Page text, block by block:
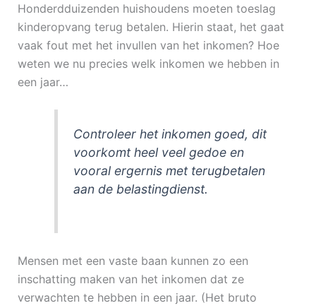
Honderdduizenden huishoudens moeten toeslag
kinderopvang terug betalen. Hierin staat, het gaat
vaak fout met het invullen van het inkomen? Hoe
weten we nu precies welk inkomen we hebben in
een jaar…
Controleer het inkomen goed, dit
voorkomt heel veel gedoe en
vooral ergernis met terugbetalen
aan de belastingdienst.
Mensen met een vaste baan kunnen zo een
inschatting maken van het inkomen dat ze
verwachten te hebben in een jaar. (Het bruto